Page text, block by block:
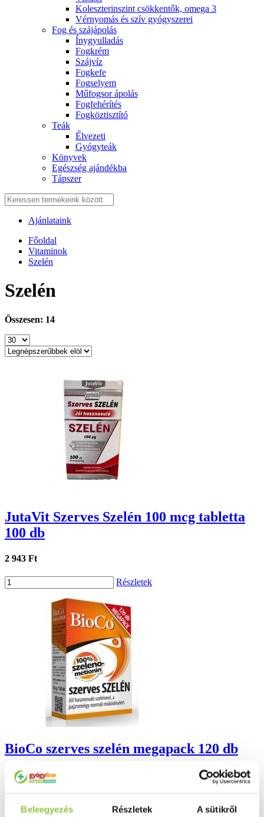
Beleegyezés Részletek A sütikről
Koleszterinszint csökkentők, omega 3
Vérnyomás és szív gyógyszerei
Fog és szájápolás
Í́nygyulladás
Fogkrém
Szájvíz
Fogkefe
Fogselyem
Műfogsor ápolás
Fogfehérítés
Fogköztisztító
Teák
É́lvezeti
Gyógyteák
Könyvek
Egészség ajándékba
Tápszer
Ajánlataink
Főoldal
Vitaminok
Szelén
Szelén
Összesen: 14
JutaVit Szerves Szelén 100 mcg tabletta
100 db
2 943 Ft
Részletek
BioCo szerves szelén megapack 120 db
4 183 Ft